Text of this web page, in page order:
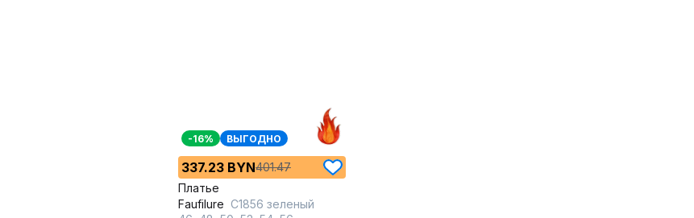
-16% ВЫГОДНО
337.23 BYN401.47
Платье
Faufilure C1856 зеленый